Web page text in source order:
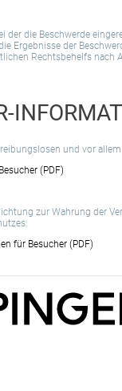
der die Beschwerde
Ergebnisse der
Rechtsbehelfs nach
und vor
(PDF)
zur Wahrung der
für Besucher (PDF)